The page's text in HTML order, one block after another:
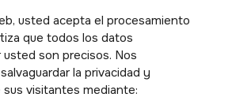
usted acepta el procesamiento
que todos los datos
son precisos. Nos
la privacidad y
visitantes mediante: